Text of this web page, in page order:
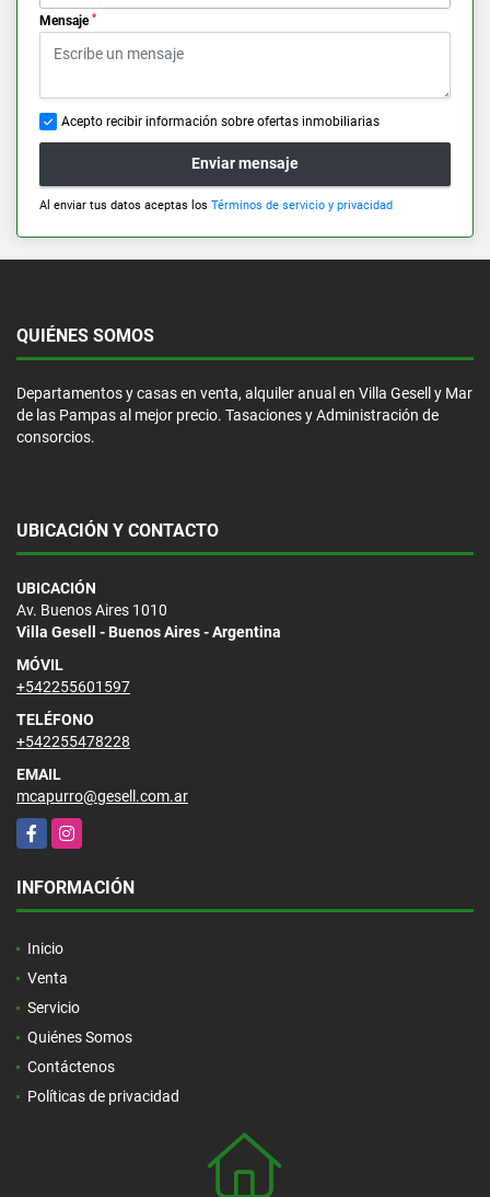
Mensaje *
Acepto recibir información sobre ofertas inmobiliarias
Enviar mensaje
Al enviar tus datos aceptas los Términos de servicio y privacidad
QUIÉNES SOMOS
Departamentos y casas en venta, alquiler anual en Villa Gesell y Mar
de las Pampas al mejor precio. Tasaciones y Administración de
consorcios.
UBICACIÓN Y CONTACTO
UBICACIÓN
Av. Buenos Aires 1010
Villa Gesell - Buenos Aires - Argentina
MÓVIL
+542255601597
TELÉFONO
+542255478228
EMAIL
mcapurro@gesell.com.ar
FacebookInstagram
INFORMACIÓN
Inicio
Venta
Servicio
Quiénes Somos
Contáctenos
Políticas de privacidad